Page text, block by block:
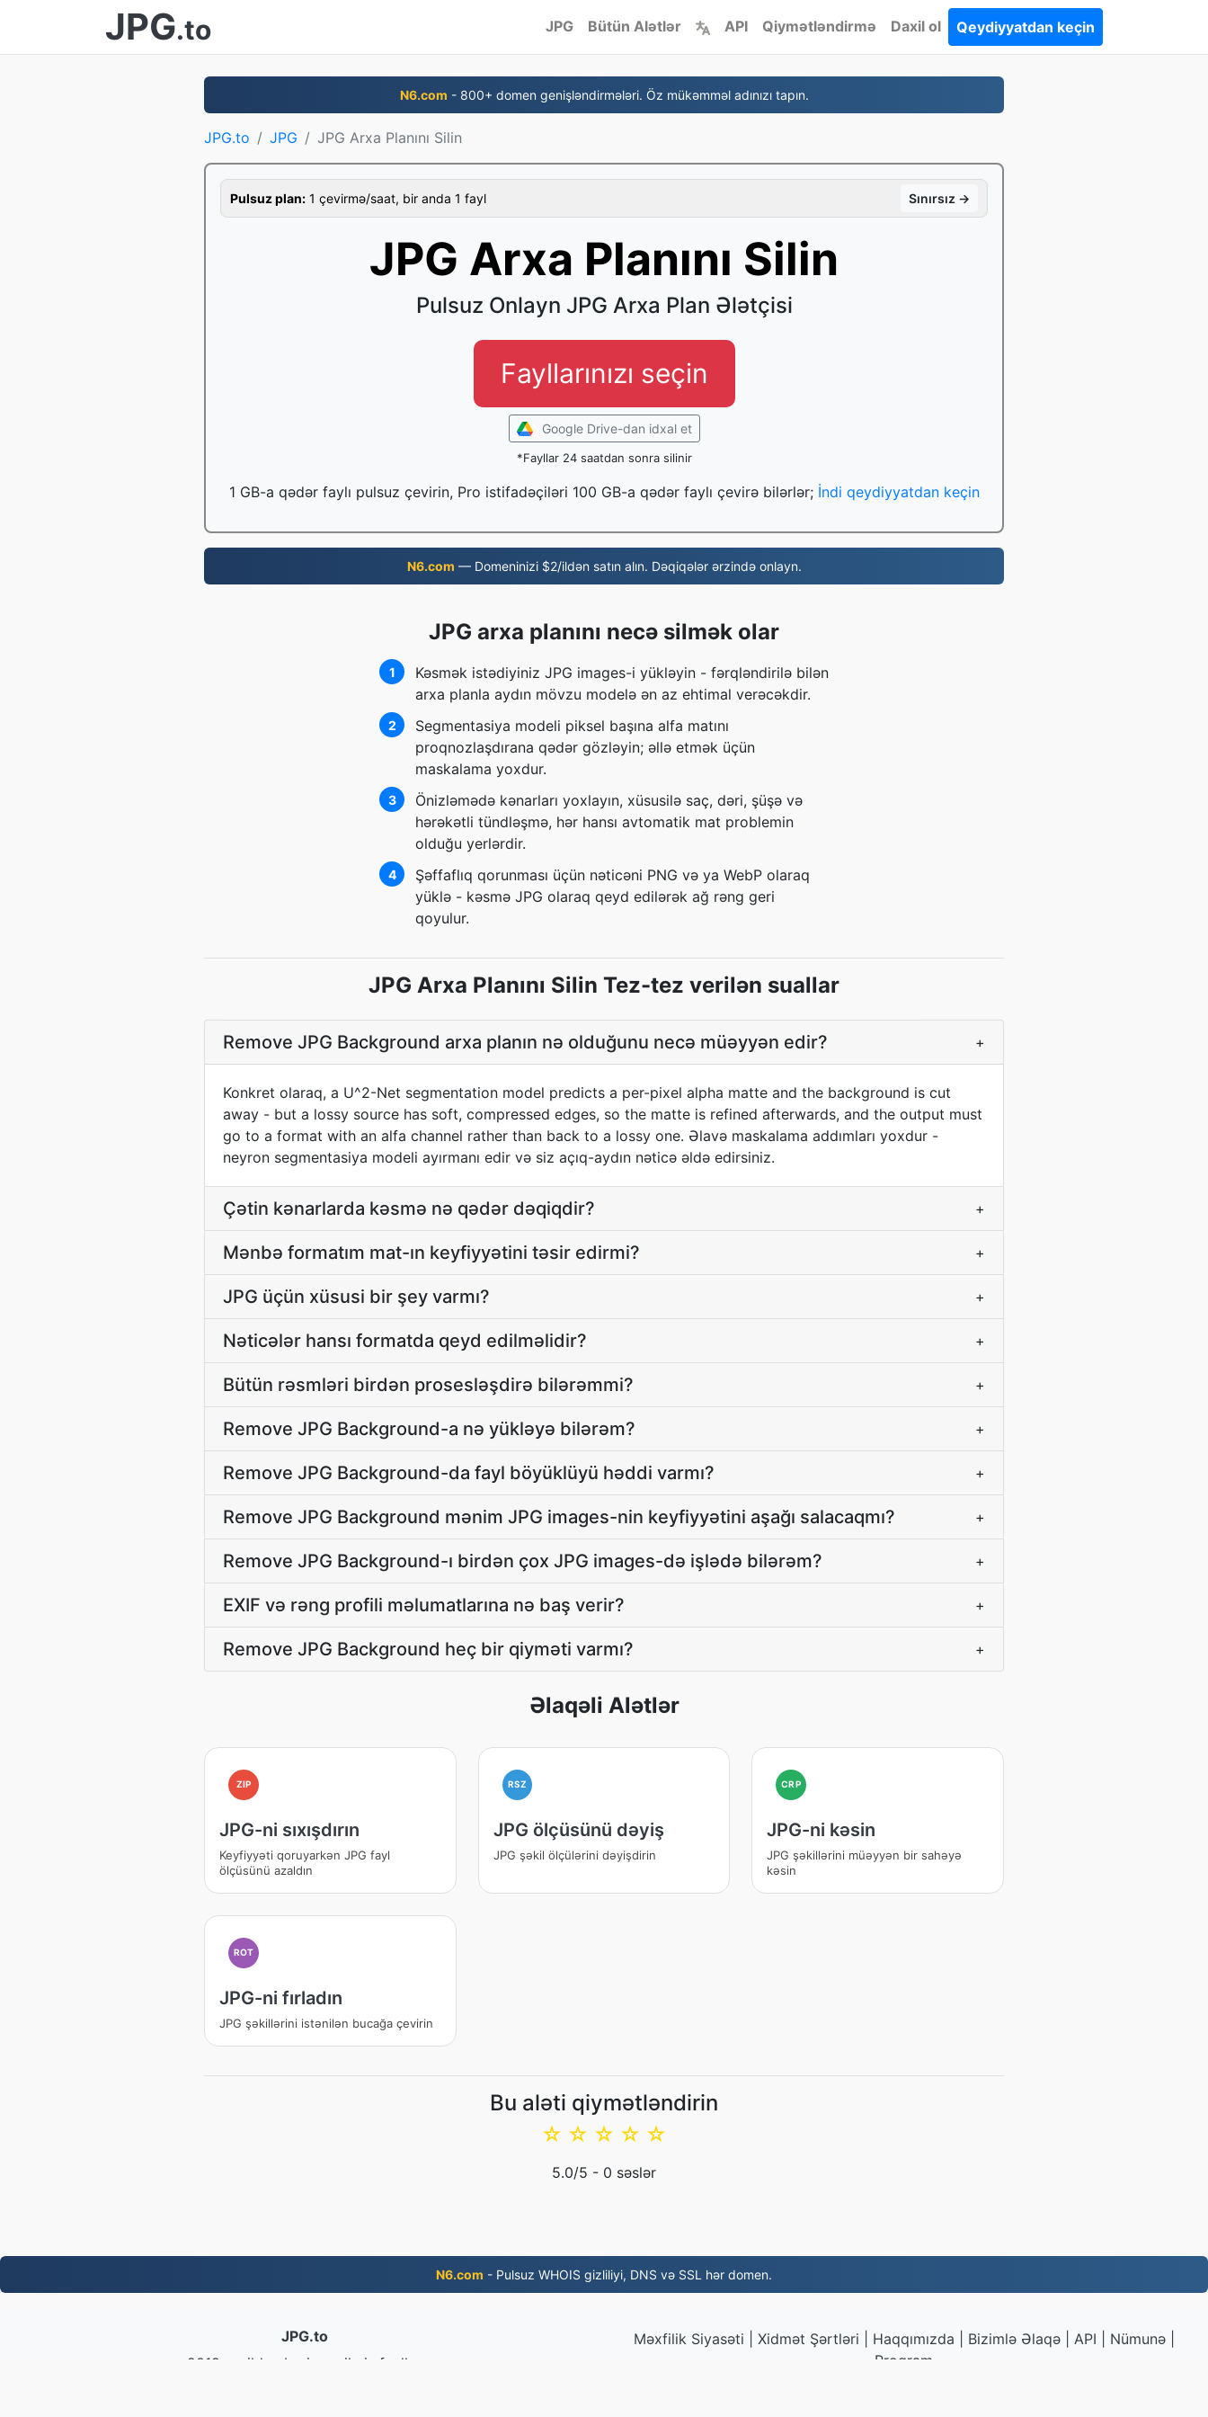
JPG.to JPG Bütün Alətlər API Qiymətləndirmə Daxil ol Qeydiyyatdan keçin
N6.com - 800+ domen genişləndirmələri. Öz mükəmməl adınızı tapın.
JPG.to JPG JPG Arxa Planını Silin
Pulsuz plan: 1 çevirmə/saat, bir anda 1 fayl Sınırsız →
JPG Arxa Planını Silin
Pulsuz Onlayn JPG Arxa Plan Ələtçisi
Fayllarınızı seçin
Google Drive-dan idxal et
*Fayllar 24 saatdan sonra silinir
1 GB-a qədər faylı pulsuz çevirin, Pro istifadəçiləri 100 GB-a qədər faylı çevirə bilərlər; İndi qeydiyyatdan keçin
N6.com — Domeninizi $2/ildən satın alın. Dəqiqələr ərzində onlayn.
JPG arxa planını necə silmək olar
1
Kəsmək istədiyiniz JPG images-i yükləyin - fərqləndirilə bilən
arxa planla aydın mövzu modelə ən az ehtimal verəcəkdir.
2
Segmentasiya modeli piksel başına alfa matını
proqnozlaşdırana qədər gözləyin; əllə etmək üçün
maskalama yoxdur.
3
Önizləmədə kənarları yoxlayın, xüsusilə saç, dəri, şüşə və
hərəkətli tündləşmə, hər hansı avtomatik mat problemin
olduğu yerlərdir.
4
Şəffaflıq qorunması üçün nəticəni PNG və ya WebP olaraq
yüklə - kəsmə JPG olaraq qeyd edilərək ağ rəng geri
qoyulur.
JPG Arxa Planını Silin Tez-tez verilən suallar
Remove JPG Background arxa planın nə olduğunu necə müəyyən edir? +
Konkret olaraq, a U^2-Net segmentation model predicts a per-pixel alpha matte and the background is cut
away - but a lossy source has soft, compressed edges, so the matte is refined afterwards, and the output must
go to a format with an alfa channel rather than back to a lossy one. Əlavə maskalama addımları yoxdur -
neyron segmentasiya modeli ayırmanı edir və siz açıq-aydın nəticə əldə edirsiniz.
Çətin kənarlarda kəsmə nə qədər dəqiqdir? +
Mənbə formatım mat-ın keyfiyyətini təsir edirmi? +
JPG üçün xüsusi bir şey varmı? +
Nəticələr hansı formatda qeyd edilməlidir? +
Bütün rəsmləri birdən prosesləşdirə bilərəmmi? +
Remove JPG Background-a nə yükləyə bilərəm? +
Remove JPG Background-da fayl böyüklüyü həddi varmı? +
Remove JPG Background mənim JPG images-nin keyfiyyətini aşağı salacaqmı? +
Remove JPG Background-ı birdən çox JPG images-də işlədə bilərəm? +
EXIF və rəng profili məlumatlarına nə baş verir? +
Remove JPG Background heç bir qiyməti varmı? +
Əlaqəli Alətlər
ZIP
JPG-ni sıxışdırın
Keyfiyyəti qoruyarkən JPG fayl
ölçüsünü azaldın
RSZ
JPG ölçüsünü dəyiş
JPG şəkil ölçülərini dəyişdirin
CRP
JPG-ni kəsin
JPG şəkillərini müəyyən bir sahəyə
kəsin
ROT
JPG-ni fırladın
JPG şəkillərini istənilən bucağa çevirin
Bu aləti qiymətləndirin
☆
☆
☆
☆
☆
5.0/5 - 0 səslər
N6.com - Pulsuz WHOIS gizliliyi, DNS və SSL hər domen.
JPG.to
2019-cu ildən bəri çevrilmiş fayllar
Məxfilik Siyasəti Xidmət Şərtləri Haqqımızda Bizimlə Əlaqə| API Nümunə|
Proqram